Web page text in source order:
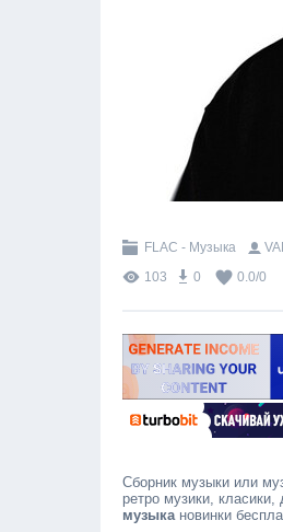
FLAC - Музыка
103
0 0.0/0
Сборник музыки или
ретро музики,
музыкановинки